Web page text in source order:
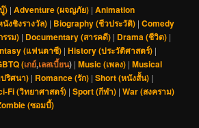
) |Adventure (ผจญภัย) |Animation
งชิงรางวัล) | Biography (ชีวประวัติ) |Comedy
รม) | Documentary (สารคดี) | Drama (ชีวิต) |
(แฟนตาซี) |History (ประวัติศาสตร์) |
(เกย์,เลสเบี้ยน) |Music (เพลง) |Musical
ริศนา) | Romance (รัก) |Short (หนังสั้น) |
Fi (วิทยาศาสตร์) |Sport (กีฬา) |War (สงคราม)
(ซอมบี้)